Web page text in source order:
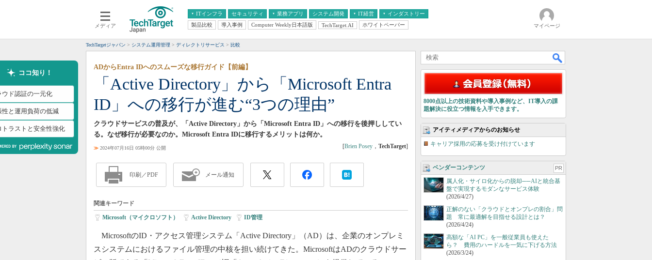
メディア
ITインフラ
クラウド
スマートモバイル
ネットワーク
システム運用管理
セキュリティ 業務アプリ
エンタープライズAI
ERP
CX
情報系システム
システム開発 IT経営
経営とIT
インダストリー
医療IT
製品比較 導入事例 Computer Weekly日本語版 TechTarget.AI ホワイトペーパー マイページ
TechTargetジャパン システム運用管理 ディレクトリサービス 比較
ココ知り！
ウド認証の一元化
性と運用負荷の低減
トラストと安全性強化
「Active Directory」から「Microsoft Entra
ID」への移行が進む“3つの理由”
ADからEntra IDへのスムーズな移行ガイド【前編】
クラウドサービスの普及が、「Active Directory」から「Microsoft Entra ID」への移行を後押ししてい
る。なぜ移行が必要なのか。Microsoft Entra IDに移行するメリットは何か。
≫ 2024年07月16日 05時00分 公開 [Brien Posey ， TechTarget]
印刷／PDF メール通知
関連キーワード
Microsoft（マイクロソフト） Active Directory ID管理
MicrosoftのID・アクセス管理システム「Active Directory」（AD）は、企業のオンプレミ
スシステムにおけるファイル管理の中核を担い続けてきた。MicrosoftはADのクラウドサー
8000点以上の技術資料や導入事例など、IT導入の課
題解決に役立つ情報を入手できます。
アイティメディアからのお知らせ
キャリア採用の応募を受け付けています
ベンダーコンテンツ PR
属人化・サイロ化からの脱却──AIと統合基
盤で実現するモダンなサービス体験
(2026/4/27)
正解のない「クラウドとオンプレの割合」問
題 常に最適解を目指せる設計とは？
(2026/4/24)
高額な「AI PC」を一般従業員も使えた
ら？ 費用のハードルを一気に下げる方法
(2026/3/24)